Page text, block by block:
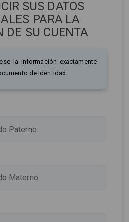
SUS DATOS
PARA LA
DE SU CUENTA
la información exactamente
de Identidad.